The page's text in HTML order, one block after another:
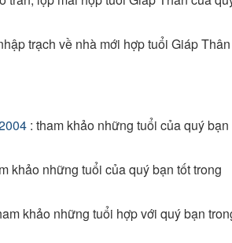
trạch về nhà mới hợp tuổi Giáp Thân
: tham khảo những tuổi của quý bạn
khảo những tuổi của quý bạn tốt trong
khảo những tuổi hợp với quý bạn